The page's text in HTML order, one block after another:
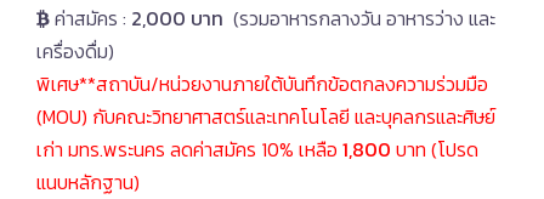
ค่าสมัคร : 2,000 บาท (รวมอาหารกลางวัน อาหารว่าง และ
เครื่องดื่ม)
พิเศษ**สถาบัน/หน่วยงานภายใต้บันทึกข้อตกลงความร่วมมือ
(MOU) กับคณะวิทยาศาสตร์และเทคโนโลยี และบุคลกรและศิษย์
เก่า มทร.พระนคร ลดค่าสมัคร 10% เหลือ 1,800 บาท (โปรด
แนบหลักฐาน)